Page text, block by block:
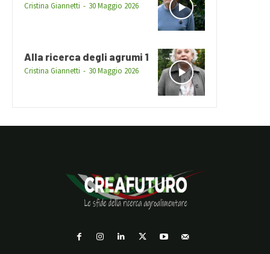
Cristina Giannetti - 30 Maggio 2026
Alla ricerca degli agrumi 1
Cristina Giannetti - 30 Maggio 2026